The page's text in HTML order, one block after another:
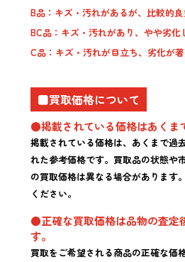
B品：キズ・汚れがあるが、比較的
BC品：キズ・汚れがあり、やや劣化
C品：キズ・汚れが目立ち、劣化が
■買取価格について
●掲載されている価格はあくま
掲載されている価格は、あくまで過
れた参考価格です。買取品の状態や
の買取価格は異なる場合があります
ください。
●正確な買取価格は品物の査定
す。
買取をご希望される商品の正確な価